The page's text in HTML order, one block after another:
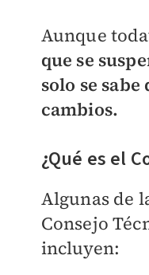
Aunque
que se
solo se
cambios.
¿Qué es el
Algunas de
Consejo
incluyen: